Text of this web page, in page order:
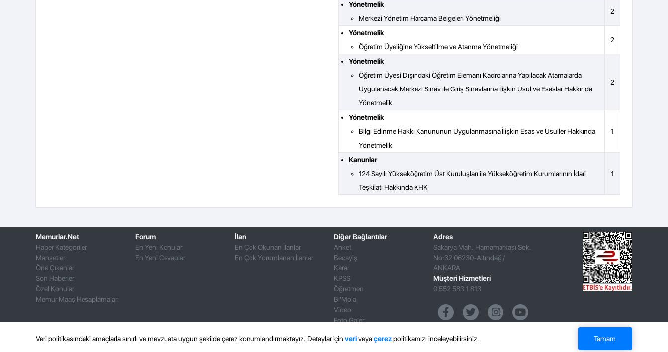
Yönetmelik
Merkezi Yönetim Harcama Belgeleri Yönetmeliği
2
Yönetmelik
Öğretim Üyeliğine Yükseltilme ve Atanma Yönetmeliği
2
Yönetmelik
Öğretim Üyesi Dışındaki Öğretim Elemanı Kadrolarına Yapılacak Atamalarda
Uygulanacak Merkezi Sınav ile Giriş Sınavlarına İlişkin Usul ve Esaslar Hakkında
Yönetmelik
2
Yönetmelik
Bilgi Edinme Hakkı Kanununun Uygulanmasına İlişkin Esas ve Usuller Hakkında
Yönetmelik
1
Kanunlar
124 Sayılı Yükseköğretim Üst Kuruluşları ile Yükseköğretim Kurumlarının İdari
Teşkilatı Hakkında KHK
1
Memurlar.Net
Haber Kategoriler
Manşetler
Öne Çıkanlar
Son Haberler
Özel Konular
Memur Maaş Hesaplamaları
Forum
En Yeni Konular
En Yeni Cevaplar
İlan
En Çok Okunan İlanlar
En Çok Yorumlanan İlanlar
Diğer Bağlantılar
Anket
Becayiş
Karar
KPSS
Öğretmen
Bi'Mola
Video
Foto Galeri
Adres
Sakarya Mah. Hamamarkası Sok.
No:32 06230-Altındağ /
ANKARA
Müşteri Hizmetleri
0 552 583 1 813
Her hakkı saklıdır © 2020-2025 MN Yazılım A.Ş. İletişim KVKK Bilgilendirme
Veri politikasındaki amaçlarla sınırlı ve mevzuata uygun şekilde çerez konumlandırmaktayız. Detaylar için veriveyaçerezpolitikamızı inceleyebilirsiniz. Tamam